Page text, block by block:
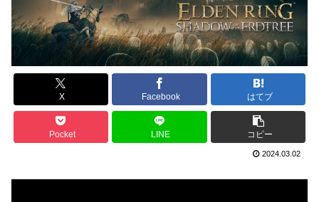
X Facebook はてブ
Pocket LINE コピー
2024.03.02